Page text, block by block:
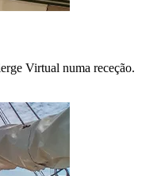
Virtual numa receção.